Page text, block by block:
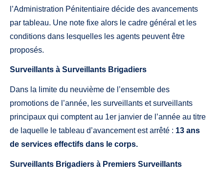
l’Administration Pénitentiaire décide des avancements
par tableau. Une note fixe alors le cadre général et les
conditions dans lesquelles les agents peuvent être
proposés.
Surveillants à Surveillants Brigadiers
Dans la limite du neuvième de l’ensemble des
promotions de l’année, les surveillants et surveillants
principaux qui comptent au 1er janvier de l’année au titre
de laquelle le tableau d’avancement est arrêté : 13 ans
de services effectifs dans le corps.
Surveillants Brigadiers à Premiers Surveillants